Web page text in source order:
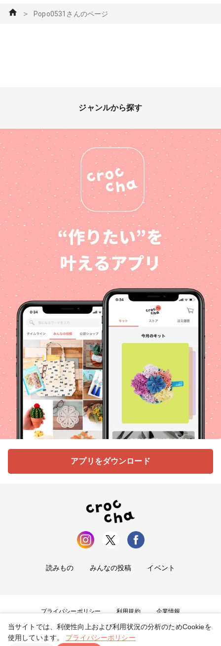
＞ Popo0531さんのページ
ジャンルから探す
アプリをダウンロード
読みもの みんなの投稿 イベント
プライバシーポリシー 利用規約 企業情報
お問い合わせ
当サイトでは、利便性向上および利用状況の分析のためCookieを
使用しています。
プライバシーポリシー